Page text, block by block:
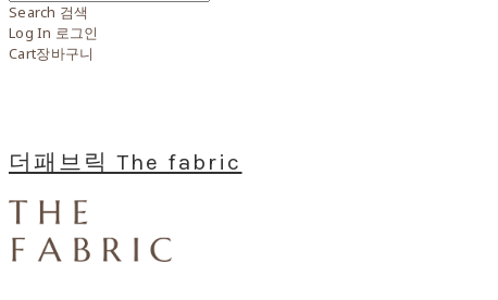
Search 검색
Log In 로그인
Cart장바구니
더패브릭 The fabric